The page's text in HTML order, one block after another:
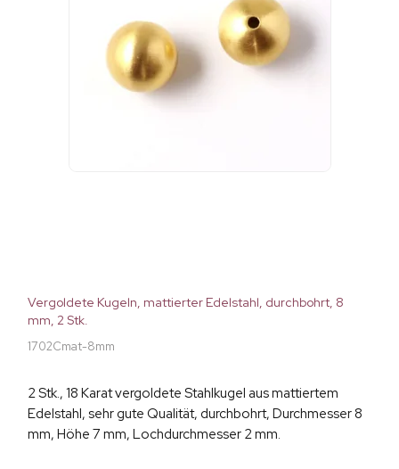
Vergoldete Kugeln, mattierter Edelstahl, durchbohrt, 8
mm, 2 Stk.
1702Cmat-8mm
2 Stk., 18 Karat vergoldete Stahlkugel aus mattiertem
Edelstahl, sehr gute Qualität, durchbohrt, Durchmesser 8
mm, Höhe 7 mm, Lochdurchmesser 2 mm.